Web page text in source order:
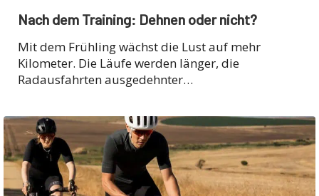
Nach dem Training: Dehnen oder nicht?
Mit dem Frühling wächst die Lust auf mehr
Kilometer. Die Läufe werden länger, die
Radausfahrten ausgedehnter…